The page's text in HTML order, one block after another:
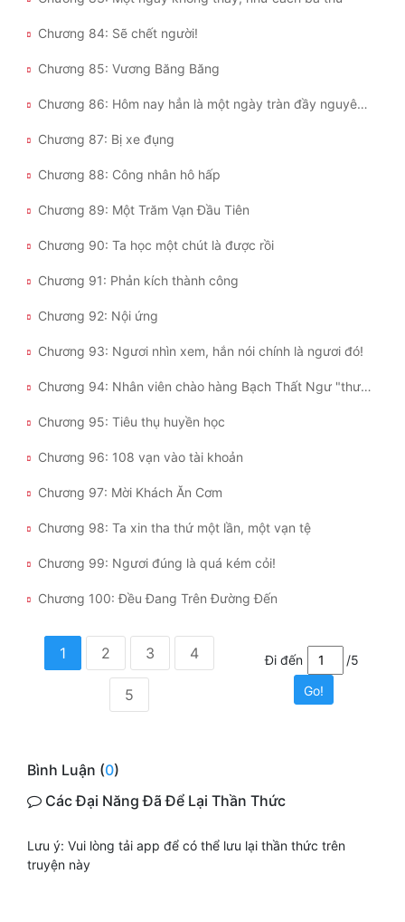
Chương 84: Sẽ chết người!
Chương 85: Vương Băng Băng
Chương 86: Hôm nay hẳn là một ngày tràn đầy nguyên khí a!
Chương 87: Bị xe đụng
Chương 88: Công nhân hô hấp
Chương 89: Một Trăm Vạn Đầu Tiên
Chương 90: Ta học một chút là được rồi
Chương 91: Phản kích thành công
Chương 92: Nội ứng
Chương 93: Ngươi nhìn xem, hắn nói chính là ngươi đó!
Chương 94: Nhân viên chào hàng Bạch Thất Ngư "thượng tuyến"
Chương 95: Tiêu thụ huyền học
Chương 96: 108 vạn vào tài khoản
Chương 97: Mời Khách Ăn Cơm
Chương 98: Ta xin tha thứ một lần, một vạn tệ
Chương 99: Ngươi đúng là quá kém cỏi!
Chương 100: Đều Đang Trên Đường Đến
1 2 3 4
5
Đi đến
/5
Go!
Bình Luận (0)
Các Đại Năng Đã Để Lại Thần Thức
Lưu ý: Vui lòng tải app để có thể lưu lại thần thức trên
truyện này